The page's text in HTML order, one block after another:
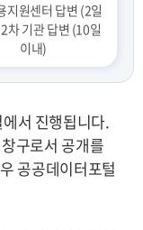
지원센터 답변 (2일
차 기관 답변 (10일
이내)
서 진행됩니다.
구로서 공개를
공공데이터포털